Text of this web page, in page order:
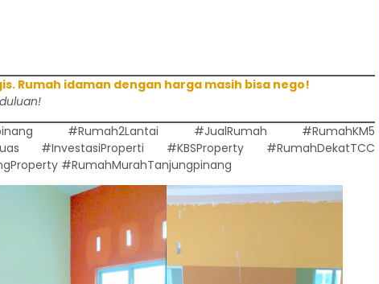
Rumah idaman dengan harga masih bisa nego!
#Rumah2Lantai #JualRumah #RumahKM5
#InvestasiProperti #KBSProperty #RumahDekatTCC
#RumahMurahTanjungpinang